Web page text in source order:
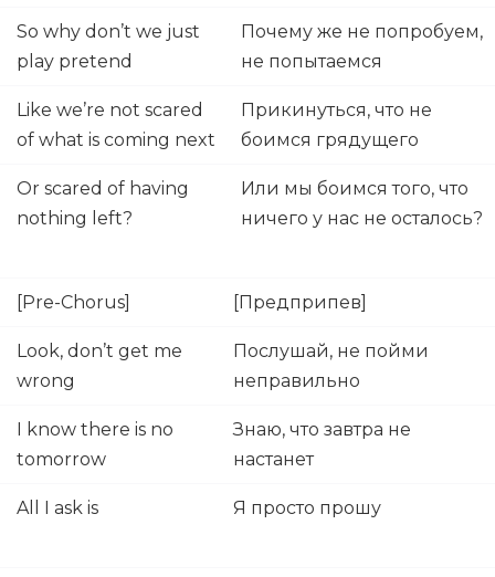
So why don’t we just
play pretend
Почему же не попробуем,
не попытаемся
Like we’re not scared
of what is coming next
Прикинуться, что не
боимся грядущего
Or scared of having
nothing left?
Или мы боимся того, что
ничего у нас не осталось?
[Pre-Chorus] [Предприпев]
Look, don’t get me
wrong
Послушай, не пойми
неправильно
I know there is no
tomorrow
Знаю, что завтра не
настанет
All I ask is Я просто прошу